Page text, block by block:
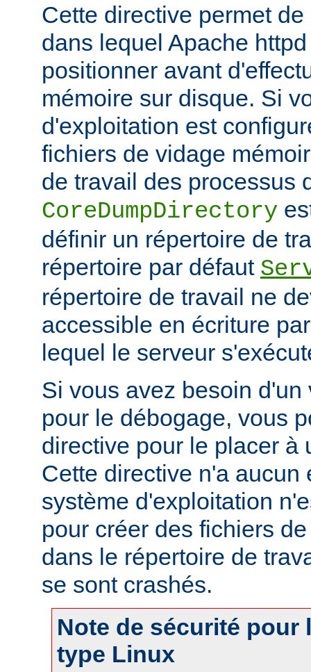
Cette directive permet
dans lequel Apache
positionner avant
mémoire sur disque. Si
d'exploitation est
fichiers de vidage
de travail des processus
CoreDumpDirectory
définir un répertoire de
répertoire par défaut
répertoire de travail ne
accessible en écriture
lequel le serveur
Si vous avez besoin
pour le débogage, vous
directive pour le placer à
Cette directive n'a aucun
système d'exploitation
pour créer des fichiers
dans le répertoire de
se sont crashés.
Note de sécurité pour
type Linux